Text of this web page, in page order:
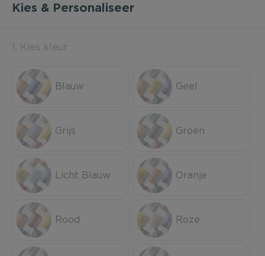
Kies & Personaliseer
1. Kies kleur
Blauw Geel
Grijs Groen
Licht Blauw Oranje
Rood Roze